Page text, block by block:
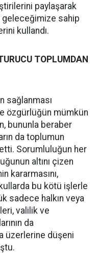
paylaşarak
geleceğimize sahip
kullandı.
TOPLUMDAN
sağlanması
özgürlüğün mümkün
bununla beraber
da toplumun
Sorumluluğun her
altını çizen
kararmasını,
bu kötü işlerle
sadece halkın veya
valilik ve
da
üzerlerine düşeni